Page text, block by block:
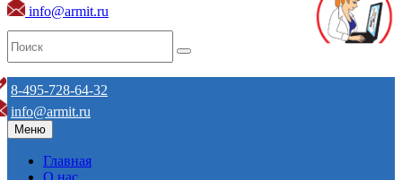
info@armit.ru
8-495-728-64-32
info@armit.ru
Меню
Главная